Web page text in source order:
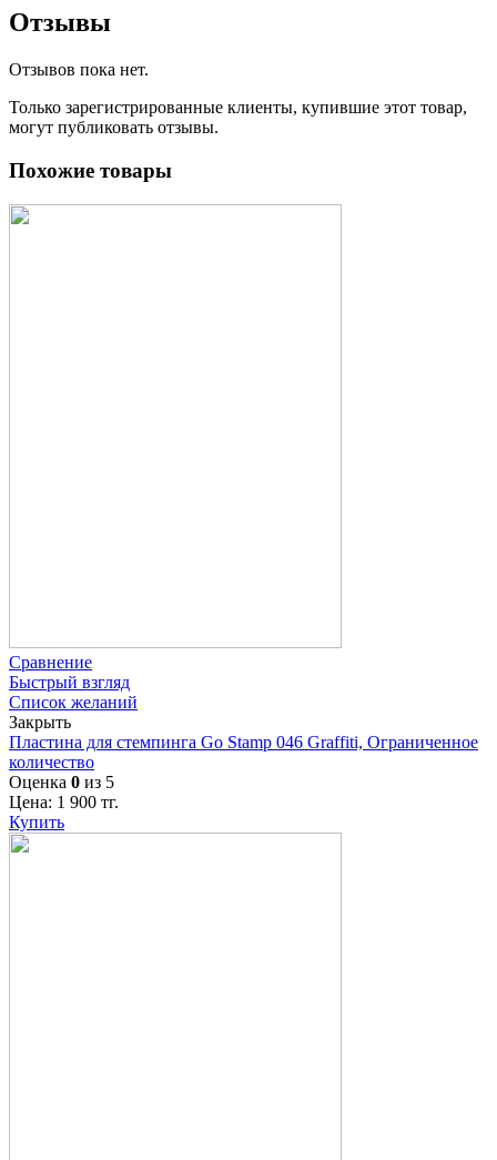
Отзывы
Отзывов пока нет.
Только зарегистрированные клиенты, купившие этот товар,
могут публиковать отзывы.
Похожие товары
Сравнение
Быстрый взгляд
Список желаний
Закрыть
Пластина для стемпинга Go Stamp 046 Graffiti, Ограниченное
количество
Оценка 0 из 5
Цена: 1 900 тг.
Купить